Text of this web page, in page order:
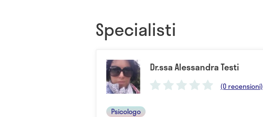
Specialisti
Dr.ssa Alessandra Testi
(0 recensioni)
Psicologo